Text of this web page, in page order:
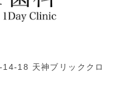
18 天神ブリッククロ